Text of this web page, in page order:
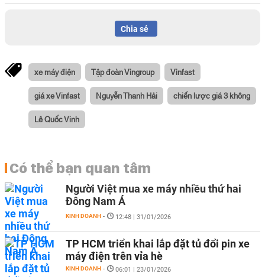
Chia sẻ
xe máy điện Tập đoàn Vingroup Vinfast
giá xe Vinfast Nguyễn Thanh Hải chiến lược giá 3 không
Lê Quốc Vinh
Có thể bạn quan tâm
Người Việt mua xe máy nhiều thứ hai
Đông Nam Á
KINH DOANH - 12:48 | 31/01/2026
TP HCM triển khai lắp đặt tủ đổi pin xe
máy điện trên vỉa hè
KINH DOANH - 06:01 | 23/01/2026